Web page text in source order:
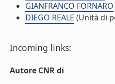
GIANFRANCO FORNARO
DIEGO REALE (Unità di
Incoming links:
Autore CNR di